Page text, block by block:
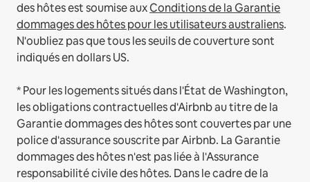
des hôtes est soumise auxConditions de la Garantie
dommages des hôtes pour les utilisateurs australiens.
N'oubliez pas que tous les seuils de couverture sont
indiqués en dollars US.
* Pour les logements situés dans l'État de Washington,
les obligations contractuelles d'Airbnb au titre de la
Garantie dommages des hôtes sont couvertes par une
police d'assurance souscrite par Airbnb. La Garantie
dommages des hôtes n'est pas liée à l'Assurance
responsabilité civile des hôtes. Dans le cadre de la